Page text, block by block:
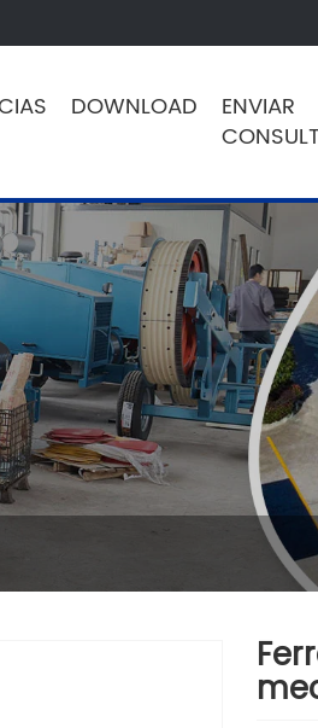
DOWNLOAD
ENVIAR